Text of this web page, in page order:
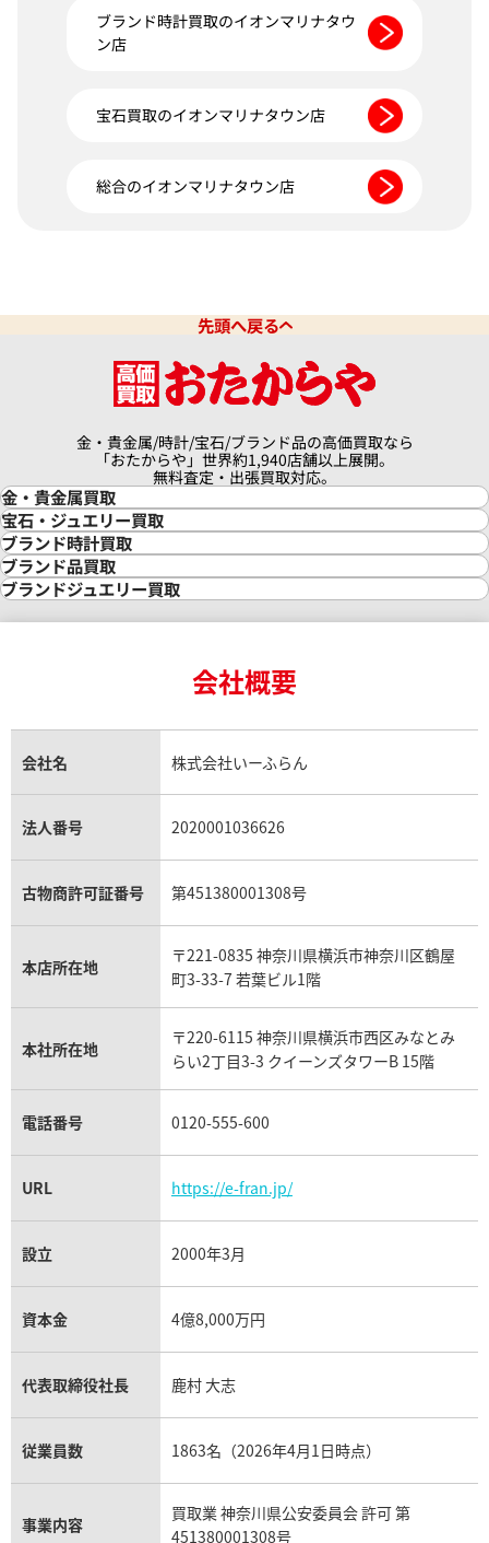
ブランド時計買取のイオンマリナタウ
ン店
宝石買取のイオンマリナタウン店
総合のイオンマリナタウン店
先頭へ戻る
金・貴金属/時計/宝石/ブランド品の高価買取なら
「おたからや」世界約1,940店舗以上展開。
無料査定・出張買取対応。
金・貴金属買取
金買取
金の相場価格情報
金の参考買取価格一覧
インゴット買取
インゴットの相場価格情報
24金買取
金貨買取
貴金属買取
銀・シルバー買取
パラジウム買取
宝石・ジュエリー買取
宝石・ジュエリー買取
ダイヤモンド買取
ダイヤモンド・宝石の参考価格一覧
リング・結婚指輪買取
エメラルド買取
トパーズ買取
タンザナイト買取
キャッツアイ買取
アクアマリン買取
ブランド時計買取
時計買取
ロレックス買取
ロレックス デイトナ買取
ロレックス サブマリーナー買取
ロレックス エクスプローラー買取
ロレックス デイトジャスト買取
パテック フィリップノーチラス買取
ヴァシュロン・コンスタンタン買取
オメガ買取
カルティエ買取
フランク ミュラー買取
リシャール・ミル買取
パネライ買取
チューダー（チュードル）買取
ブランド品買取
ブランド買取
シャネル マトラッセ買取
セリーヌ買取
プラダ買取
ブランドジュエリー買取
ヴァンクリーフ＆アーペル買取
ショーメ買取
ダミアーニ買取
モーブッサン買取
会社概要
会社名 株式会社いーふらん
法人番号 2020001036626
古物商許可証番号 第451380001308号
本店所在地
〒221-0835 神奈川県横浜市神奈川区鶴屋
町3-33-7 若葉ビル1階
本社所在地
〒220-6115 神奈川県横浜市西区みなとみ
らい2丁目3-3 クイーンズタワーB 15階
電話番号 0120-555-600
URL https://e-fran.jp/
設立 2000年3月
資本金 4億8,000万円
代表取締役社長 鹿村 大志
従業員数 1863名（2026年4月1日時点）
事業内容
買取業 神奈川県公安委員会 許可 第
451380001308号